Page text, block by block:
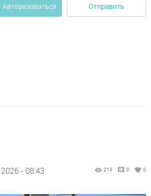
Авторизоваться Отправить
- 08:43 213 0 0